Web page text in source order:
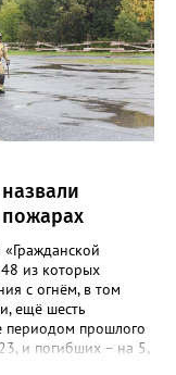
из которых
с огнём, в том
ещё шесть
периодом прошлого
и погибших – на 5,